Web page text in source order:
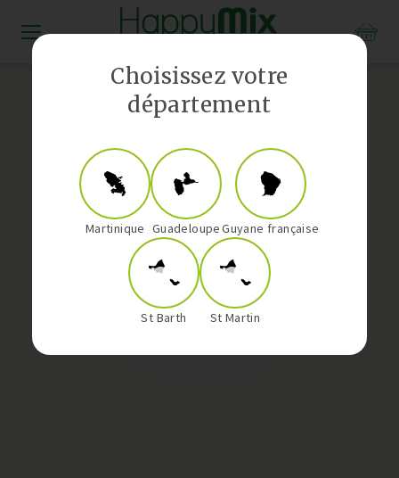
Choisissez votre
département
Martinique GuadeloupeGuyane française
St Barth St Martin